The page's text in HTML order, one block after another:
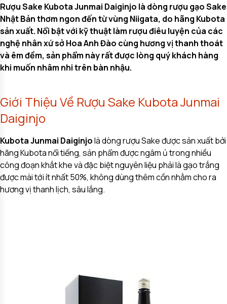
Rượu Sake Kubota Junmai Daiginjo là dòng rượu gạo Sake
Nhật Bản thơm ngon đến từ vùng Niigata, do hãng Kubota
sản xuất. Nổi bật với kỹ thuật làm rượu điêu luyện của các
nghệ nhân xứ sở Hoa Anh Đào cùng hương vị thanh thoát
và êm đềm, sản phẩm này rất được lòng quý khách hàng
khi muốn nhâm nhi trên bàn nhậu.
Giới Thiệu Về Rượu Sake Kubota Junmai
Daiginjo
Kubota Junmai Daiginjolà dòng rượu Sake được sản xuất bởi
hãng Kubota nổi tiếng, sản phẩm được ngâm ủ trong nhiều
công đoạn khắt khe và đặc biệt nguyên liệu phải là gạo trắng
được mài tới ít nhất 50%, không dùng thêm cồn nhằm cho ra
hương vị thanh lịch, sâu lắng.